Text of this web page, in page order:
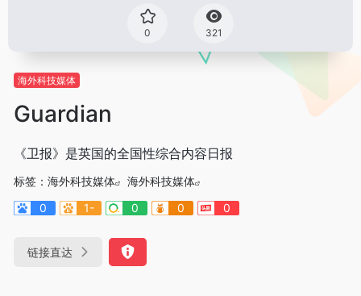
0 321
海外科技媒体
Guardian
《卫报》是英国的全国性综合内容日报
标签： 海外科技媒体
海外科技媒体
0
1- 0 0 0
链接直达